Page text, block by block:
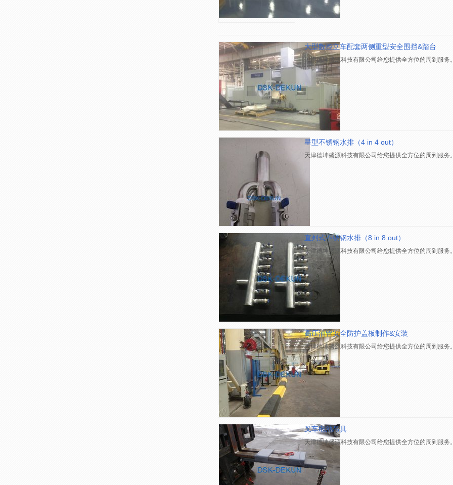
大型数控立车配套两侧重型安全围挡&踏台
天津德坤盛源科技有限公司给您提供全方位的周到服务
星型不锈钢水排（4 in 4 out）
天津德坤盛源科技有限公司给您提供全方位的周到服务
直列式不锈钢水排（8 in 8 out）
天津德坤盛源科技有限公司给您提供全方位的周到服务
高压油管安全防护盖板制作&安装
天津德坤盛源科技有限公司给您提供全方位的周到服务
叉车电池吊具
天津德坤盛源科技有限公司给您提供全方位的周到服务